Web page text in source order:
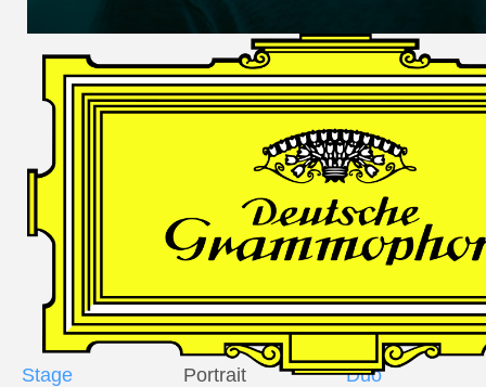
Andrè Schuen,
Baritone
Daniel Heide,
Piano
GALLERY
Stage Portrait Duo